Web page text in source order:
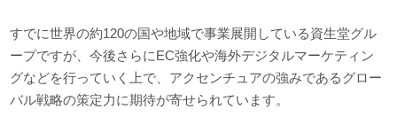
すでに世界の約120の国や地域で事業展開している資生堂グル
ープですが、今後さらにEC強化や海外デジタルマーケティン
グなどを行っていく上で、アクセンチュアの強みであるグロー
バル戦略の策定力に期待が寄せられています。